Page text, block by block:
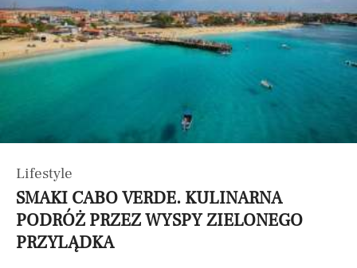
Lifestyle
SMAKI CABO VERDE. KULINARNA
PODRÓŻ PRZEZ WYSPY ZIELONEGO
PRZYLĄDKA